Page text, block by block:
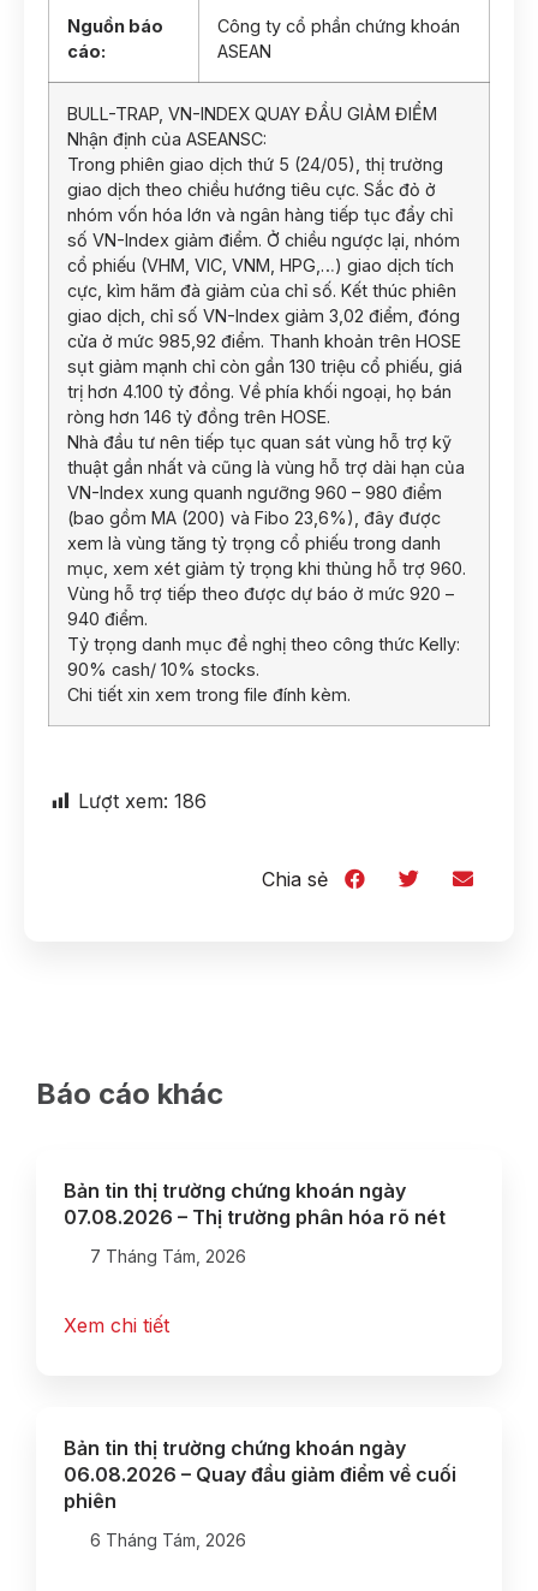
Nguồn báo
cáo:
Công ty cổ phần chứng khoán
ASEAN
BULL-TRAP, VN-INDEX QUAY ĐẦU GIẢM ĐIỂM
Nhận định của ASEANSC:
Trong phiên giao dịch thứ 5 (24/05), thị trường
giao dịch theo chiều hướng tiêu cực. Sắc đỏ ở
nhóm vốn hóa lớn và ngân hàng tiếp tục đẩy chỉ
số VN-Index giảm điểm. Ở chiều ngược lại, nhóm
cổ phiếu (VHM, VIC, VNM, HPG,…) giao dịch tích
cực, kìm hãm đà giảm của chỉ số. Kết thúc phiên
giao dịch, chỉ số VN-Index giảm 3,02 điểm, đóng
cửa ở mức 985,92 điểm. Thanh khoản trên HOSE
sụt giảm mạnh chỉ còn gần 130 triệu cổ phiếu, giá
trị hơn 4.100 tỷ đồng. Về phía khối ngoại, họ bán
ròng hơn 146 tỷ đồng trên HOSE.
Nhà đầu tư nên tiếp tục quan sát vùng hỗ trợ kỹ
thuật gần nhất và cũng là vùng hỗ trợ dài hạn của
VN-Index xung quanh ngưỡng 960 – 980 điểm
(bao gồm MA (200) và Fibo 23,6%), đây được
xem là vùng tăng tỷ trọng cổ phiếu trong danh
mục, xem xét giảm tỷ trọng khi thủng hỗ trợ 960.
Vùng hỗ trợ tiếp theo được dự báo ở mức 920 –
940 điểm.
Tỷ trọng danh mục đề nghị theo công thức Kelly:
90% cash/ 10% stocks.
Chi tiết xin xem trong file đính kèm.
Lượt xem: 186
Chia sẻ
Báo cáo khác
Bản tin thị trường chứng khoán ngày
07.08.2026 – Thị trường phân hóa rõ nét
7 Tháng Tám, 2026
Xem chi tiết
Bản tin thị trường chứng khoán ngày
06.08.2026 – Quay đầu giảm điểm về cuối
phiên
6 Tháng Tám, 2026